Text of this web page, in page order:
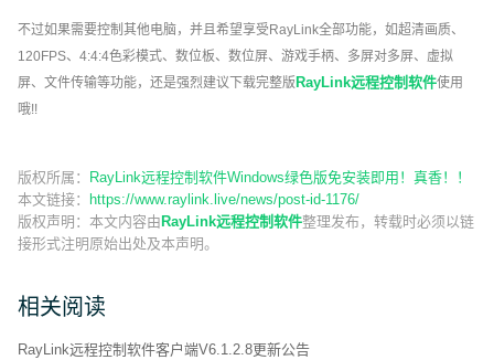
不过如果需要控制其他电脑，并且希望享受RayLink全部功能，如超清画质、
120FPS、4:4:4色彩模式、数位板、数位屏、游戏手柄、多屏对多屏、虚拟
屏、文件传输等功能，还是强烈建议下载完整版 RayLink远程控制软件使用
哦!!
版权所属：
RayLink远程控制软件Windows绿色版免安装即用！真香！！
本文链接：
https://www.raylink.live/news/post-id-1176/
版权声明： 本文内容由 RayLink远程控制软件整理发布，转载时必须以链
接形式注明原始出处及本声明。
相关阅读
RayLink远程控制软件客户端V6.1.2.8更新公告